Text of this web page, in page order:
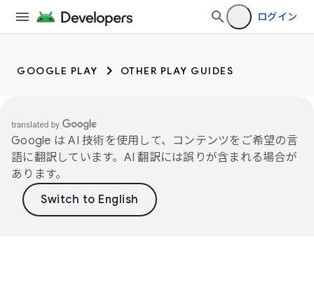
ログイン
GOOGLE PLAY OTHER PLAY GUIDES
Google は AI 技術を使用して、コンテンツをご希望の言
語に翻訳しています。AI 翻訳には誤りが含まれる場合が
あります。